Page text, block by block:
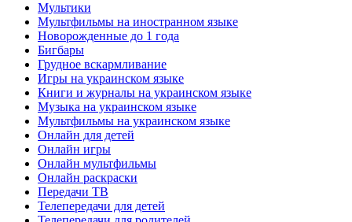
Мультики
Мультфильмы на иностранном языке
Новорожденные до 1 года
Бигбары
Грудное вскармливание
Игры на украинском языке
Книги и журналы на украинском языке
Музыка на украинском языке
Мультфильмы на украинском языке
Онлайн для детей
Онлайн игры
Онлайн мультфильмы
Онлайн раскраски
Передачи ТВ
Телепередачи для детей